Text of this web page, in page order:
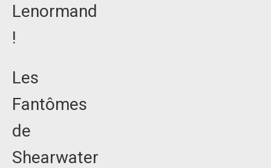
Lenormand
!
Les
Fantômes
de
Shearwater